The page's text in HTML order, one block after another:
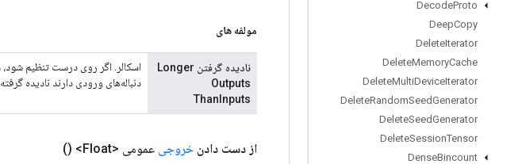
DecodeProto
DeepCopy
DeleteIterator
DeleteMemoryCache
DeleteMultiDeviceIterator
DeleteRandomSeedGenerator
DeleteSeedGenerator
DeleteSessionTensor
DenseBincount
مولفه های
نادیده گرفتن Longer
Outputs
ThanInputs
دنباله‌های ورودی دارند نادیده
از دست دادن خروجی عمومی <Float> ()